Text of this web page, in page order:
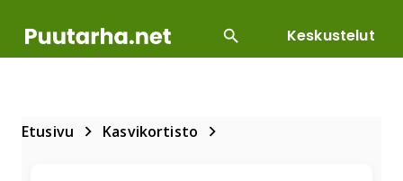
Keskustelut
Etusivu Kasvikortisto